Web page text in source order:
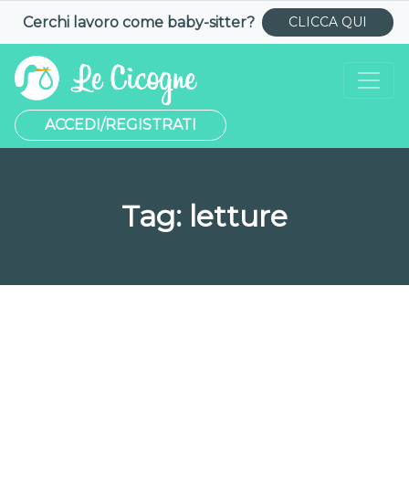
Cerchi lavoro come baby-sitter? CLICCA QUI
ACCEDI/REGISTRATI
Tag: letture